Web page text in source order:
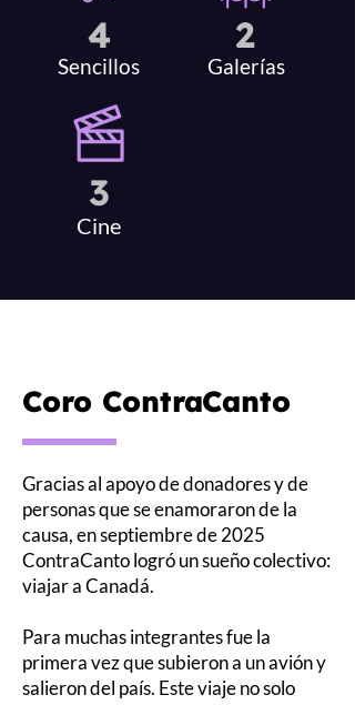
4
Sencillos
2
Galerías
3
Cine
Coro ContraCanto
Gracias al apoyo de donadores y de
personas que se enamoraron de la
causa, en septiembre de 2025
ContraCanto logró un sueño colectivo:
viajar a Canadá.
Para muchas integrantes fue la
primera vez que subieron a un avión y
salieron del país. Este viaje no solo